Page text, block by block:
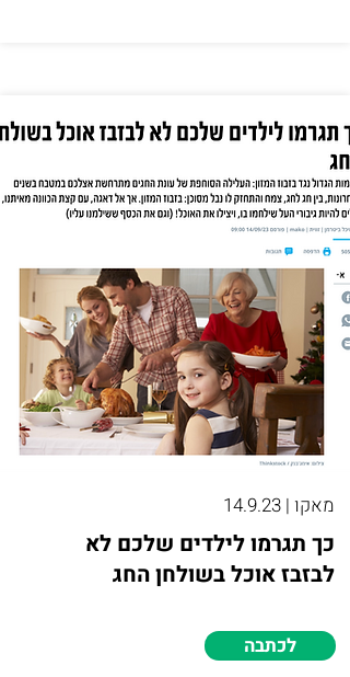
מאקו | 14.9.23
כך תגרמו לילדים שלכם לא
לבזבז אוכל בשולחן החג
לכתבה